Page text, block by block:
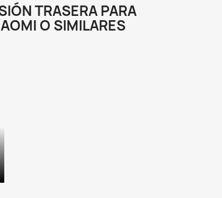
TRASERA PARA
O SIMILARES